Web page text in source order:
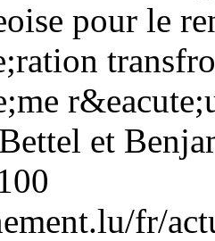
pour le
et
fr/